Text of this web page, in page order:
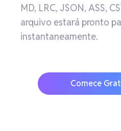
MD, LRC, JSON, ASS,
arquivo estará pronto
instantaneamente.
Comece